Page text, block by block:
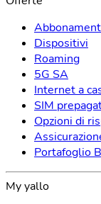
Dispositivi
Roaming
5G SA
Internet a
SIM
Opzioni di
Portafoglio
My yallo